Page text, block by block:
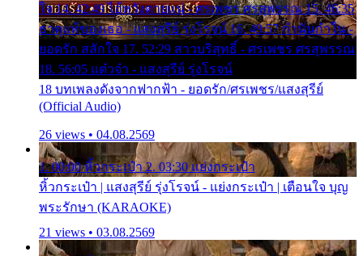
ใจ 14. 42:49 ไอ้หวังตายแน่ - ศรเพชร ศรสุพรรณ 15. 46:35
ธาตุแท้ของเธอ - แสงสุรีย์ รุ่งโรจน์ 16. 49:57 กำนันกำใน -
ยอดรัก สลักใจ 17. 52:29 สาวบริสุทธิ์ - ศรเพชร ศรสุพรรณ
18. 56:05 แต๋วจ๋า - แสงสุรีย์ รุ่งโรจน์
18 บทเพลงดังจากฟากฟ้า - ยอดรัก/ศรเพชร/แสงสุรีย์
(Official Audio)
26 views • 04.08.2569
1. 00:00 หิ้วกระเป๋า 2. 03:30 แย่งกระเป๋า
หิ้วกระเป๋า | แสงสุรีย์ รุ่งโรจน์ - แย่งกระเป๋า | เตือนใจ บุญ
พระรักษา (KARAOKE)
21 views • 03.08.2569